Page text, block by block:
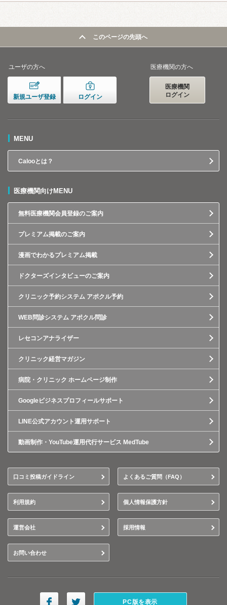
このページの先頭へ
ユーザの方へ
新規ユーザ登録 ログイン
医療機関の方へ
医療機関
ログイン
MENU
Calooとは？
医療機関向けMENU
無料医療機関会員登録のご案内
プレミアム掲載のご案内
漫画でわかるプレミアム掲載
ドクターズインタビューのご案内
クリニック予約システム アポクル予約
WEB問診システム アポクル問診
レセコンアナライザー
クリニック経営マガジン
病院・クリニック ホームページ制作
Googleビジネスプロフィールサポート
LINE公式アカウント運用サポート
動画制作・YouTube運用代行サービス MedTube
口コミ投稿ガイドライン よくあるご質問（FAQ）
利用規約 個人情報保護方針
運営会社 採用情報
お問い合わせ
PC版を表示